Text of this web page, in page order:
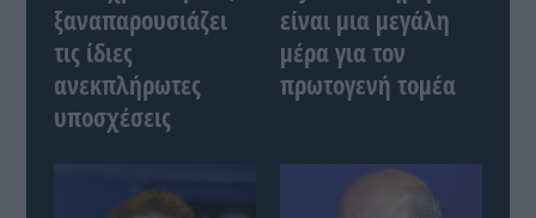
ξαναπαρουσιάζει
τις ίδιες
ανεκπλήρωτες
υποσχέσεις
είναι μια μεγάλη
μέρα για τον
πρωτογενή τομέα